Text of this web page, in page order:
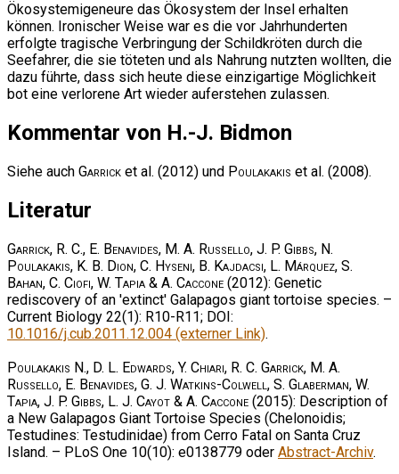
Ökosystemigeneure das Ökosystem der Insel erhalten
können. Ironischer Weise war es die vor Jahrhunderten
erfolgte tragische Verbringung der Schildkröten durch die
Seefahrer, die sie töteten und als Nahrung nutzten wollten, die
dazu führte, dass sich heute diese einzigartige Möglichkeit
bot eine verlorene Art wieder auferstehen zulassen.
Kommentar von H.-J. Bidmon
Siehe auch Garrick et al. (2012) und Poulakakis et al. (2008).
Literatur
Garrick, R. C., E. Benavides, M. A. Russello, J. P. Gibbs, N.
Poulakakis, K. B. Dion, C. Hyseni, B. Kajdacsi, L. Márquez, S.
Bahan, C. Ciofi, W. Tapia & A. Caccone (2012): Genetic
rediscovery of an 'extinct' Galapagos giant tortoise species. –
Current Biology 22(1): R10-R11; DOI:
10.1016/j.cub.2011.12.004 (externer Link).
Poulakakis N., D. L. Edwards, Y. Chiari, R. C. Garrick, M. A.
Russello, E. Benavides, G. J. Watkins-Colwell, S. Glaberman, W.
Tapia, J. P. Gibbs, L. J. Cayot & A. Caccone (2015): Description of
a New Galapagos Giant Tortoise Species (Chelonoidis;
Testudines: Testudinidae) from Cerro Fatal on Santa Cruz
Island. – PLoS One 10(10): e0138779 oder Abstract-Archiv.